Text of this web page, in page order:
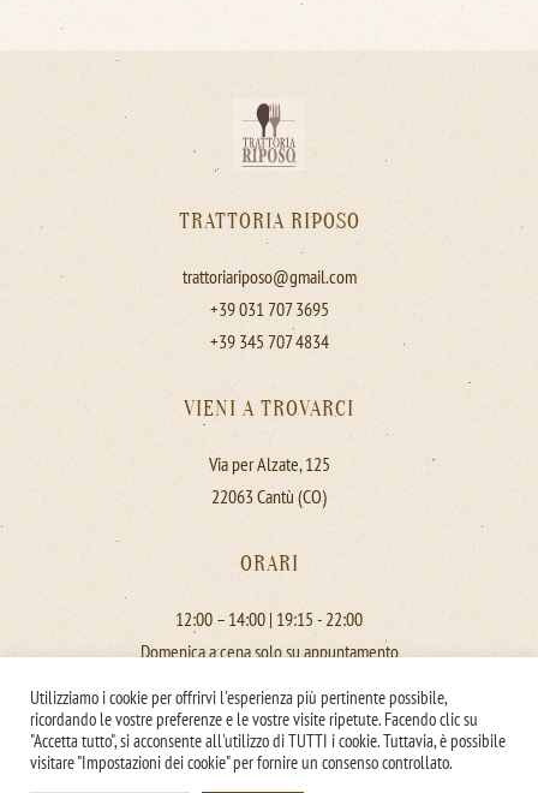
VIENI A TROVARCI
Via per Alzate, 125
22063 Cantù (CO)
TRATTORIA RIPOSO
trattoriariposo@gmail.com
+39 031 707 3695
+39 345 707 4834
ORARI
12:00 – 14:00 | 19:15 - 22:00
Domenica a cena solo su appuntamento
Utilizziamo i cookie per offrirvi l'esperienza più pertinente possibile,
ricordando le vostre preferenze e le vostre visite ripetute. Facendo clic su
"Accetta tutto", si acconsente all'utilizzo di TUTTI i cookie. Tuttavia, è possibile
visitare "Impostazioni dei cookie" per fornire un consenso controllato.